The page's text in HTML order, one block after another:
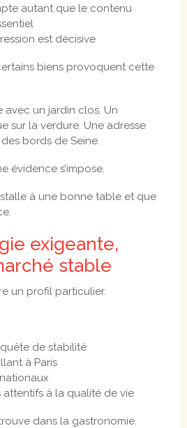
autant que le contenu
est décisive
biens provoquent cette
avec un jardin clos. Un
sur la verdure. Une adresse
bords de Seine.
évidence s’impose.
à une bonne table et que
exigeante,
stable
un profil particulier.
de stabilité
à Paris
attentifs à la qualité de vie
dans la gastronomie.